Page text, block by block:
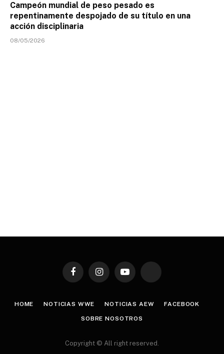
Campeón mundial de peso pesado es
repentinamente despojado de su título en una
acción disciplinaria
08/05/2026
FacebookInstagramYouTube TikTok
HOME NOTICIAS WWE NOTICIAS AEW FACEBOOK
SOBRE NOSOTROS
Copyright © All right reserved.